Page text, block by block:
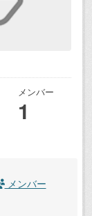
メンバー
1
メンバー